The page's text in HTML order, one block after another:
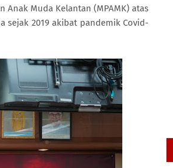
Anak Muda Kelantan (MPAMK) atas
sejak 2019 akibat pandemik Covid-